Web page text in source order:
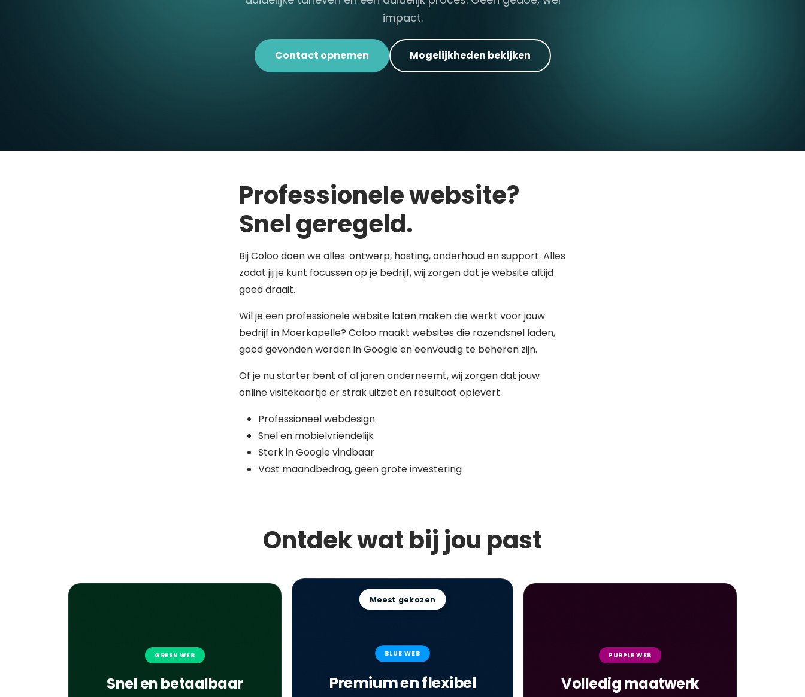
impact.
Contact opnemen Mogelijkheden bekijken
Professionele website?
Snel geregeld.
Bij Coloo doen we alles: ontwerp, hosting, onderhoud en support. Alles
zodat jij je kunt focussen op je bedrijf, wij zorgen dat je website altijd
goed draait.
Wil je een professionele website laten maken die werkt voor jouw
bedrijf in Moerkapelle? Coloo maakt websites die razendsnel laden,
goed gevonden worden in Google en eenvoudig te beheren zijn.
Of je nu starter bent of al jaren onderneemt, wij zorgen dat jouw
online visitekaartje er strak uitziet en resultaat oplevert.
Professioneel webdesign
Snel en mobielvriendelijk
Sterk in Google vindbaar
Vast maandbedrag, geen grote investering
Ontdek wat bij jou past
GREEN WEB
Snel en betaalbaar
Meest gekozen
BLUE WEB
Premium en flexibel
PURPLE WEB
Volledig maatwerk